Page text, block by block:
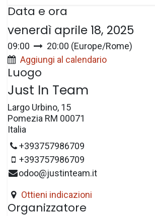
Data e ora
venerdì aprile 18, 2025
09:00 20:00 (Europe/Rome)
Aggiungi al calendario
Luogo
Just In Team
Largo Urbino, 15
Pomezia RM 00071
Italia
+393757986709
+393757986709
odoo@justinteam.it
Ottieni indicazioni
Organizzatore